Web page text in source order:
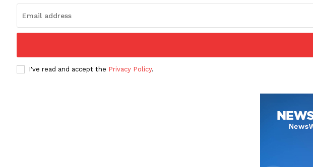
I've read and accept the Privacy Policy.